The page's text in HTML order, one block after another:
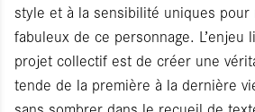
style et à la sensibilité uniques
fabuleux de ce personnage. L’enjeu
projet collectif est de créer une
tende de la première à la dernière